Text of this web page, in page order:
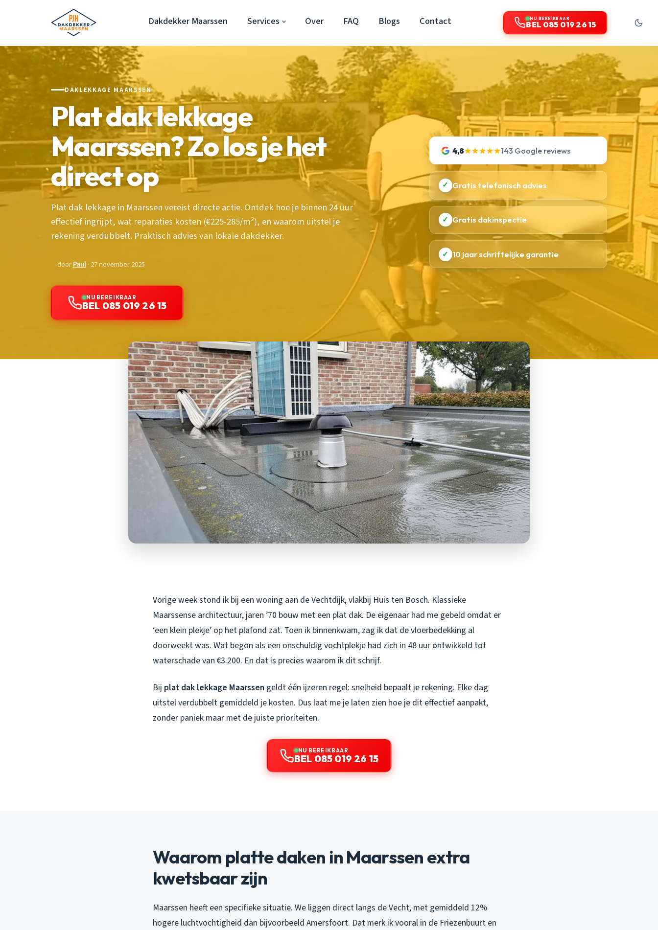
Dakdekker Maarssen Services Over FAQ Blogs Contact NU BEREIKBAAR
BEL 085 019 26 15
DAKLEKKAGE MAARSSEN
Plat dak lekkage
Maarssen? Zo los je het
direct op
Plat dak lekkage in Maarssen vereist directe actie. Ontdek hoe je binnen 24 uur
effectief ingrijpt, wat reparaties kosten (€225-285/m²), en waarom uitstel je
rekening verdubbelt. Praktisch advies van lokale dakdekker.
doorPaul· 27 november 2025
NU BEREIKBAAR
BEL 085 019 26 15
4,8★★★★★143 Google reviews
✓ Gratis telefonisch advies
✓ Gratis dakinspectie
✓ 10 jaar schriftelijke garantie
Vorige week stond ik bij een woning aan de Vechtdijk, vlakbij Huis ten Bosch. Klassieke
Maarssense architectuur, jaren ’70 bouw met een plat dak. De eigenaar had me gebeld omdat er
‘een klein plekje’ op het plafond zat. Toen ik binnenkwam, zag ik dat de vloerbedekking al
doorweekt was. Wat begon als een onschuldig vochtplekje had zich in 48 uur ontwikkeld tot
waterschade van €3.200. En dat is precies waarom ik dit schrijf.
Bij plat dak lekkage Maarssen geldt één ijzeren regel: snelheid bepaalt je rekening. Elke dag
uitstel verdubbelt gemiddeld je kosten. Dus laat me je laten zien hoe je dit effectief aanpakt,
zonder paniek maar met de juiste prioriteiten.
NU BEREIKBAAR
BEL 085 019 26 15
Waarom platte daken in Maarssen extra
kwetsbaar zijn
Maarssen heeft een specifieke situatie. We liggen direct langs de Vecht, met gemiddeld 12%
hogere luchtvochtigheid dan bijvoorbeeld Amersfoort. Dat merk ik vooral in de Friezenbuurt en